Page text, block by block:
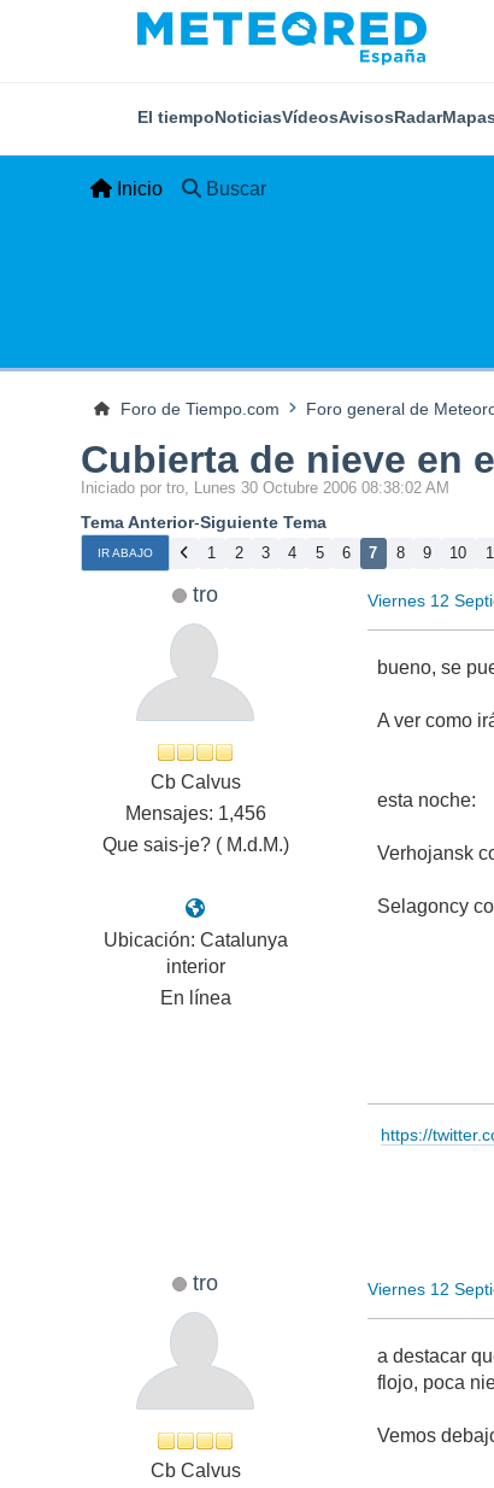
El tiempoNoticiasVídeosAvisosRadarMapas
Inicio Buscar
Foro de Tiempo.com Foro general de
Cubierta de nieve en
Iniciado por tro, Lunes 30 Octubre 2006 08:38:02 AM
Tema Anterior-Siguiente Tema
IR ABAJO 1 2 3 4 5 6 7 8 9 10
tro
Cb Calvus
Mensajes: 1,456
Que sais-je? ( M.d.M.)
Ubicación: Catalunya
interior
En línea
Viernes 12
bueno, se
A ver como
esta noche:
Verhojansk
Selagoncy
https://
tro
Cb Calvus
Viernes 12
a destacar
flojo, poca
Vemos